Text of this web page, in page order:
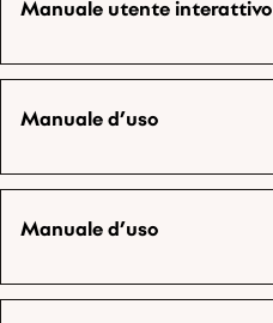
Manuale utente interattivo
Manuale d’uso
Manuale d’uso